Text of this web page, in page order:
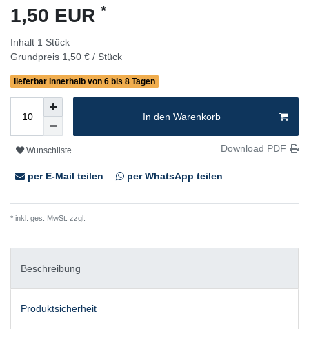
1,50 EUR *
Inhalt 1 Stück
Grundpreis 1,50 € / Stück
lieferbar innerhalb von 6 bis 8 Tagen
In den Warenkorb
Wunschliste Download PDF
per E-Mail teilen per WhatsApp teilen
* inkl. ges. MwSt. zzgl.
Beschreibung
Produktsicherheit